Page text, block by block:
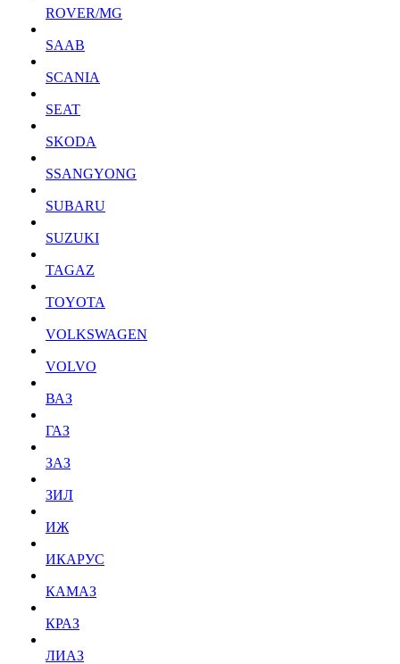
ROVER/MG
SAAB
SCANIA
SEAT
SKODA
SSANGYONG
SUBARU
SUZUKI
TAGAZ
TOYOTA
VOLKSWAGEN
VOLVO
ВАЗ
ГАЗ
ЗАЗ
ЗИЛ
ИЖ
ИКАРУС
КАМАЗ
КРАЗ
ЛИАЗ